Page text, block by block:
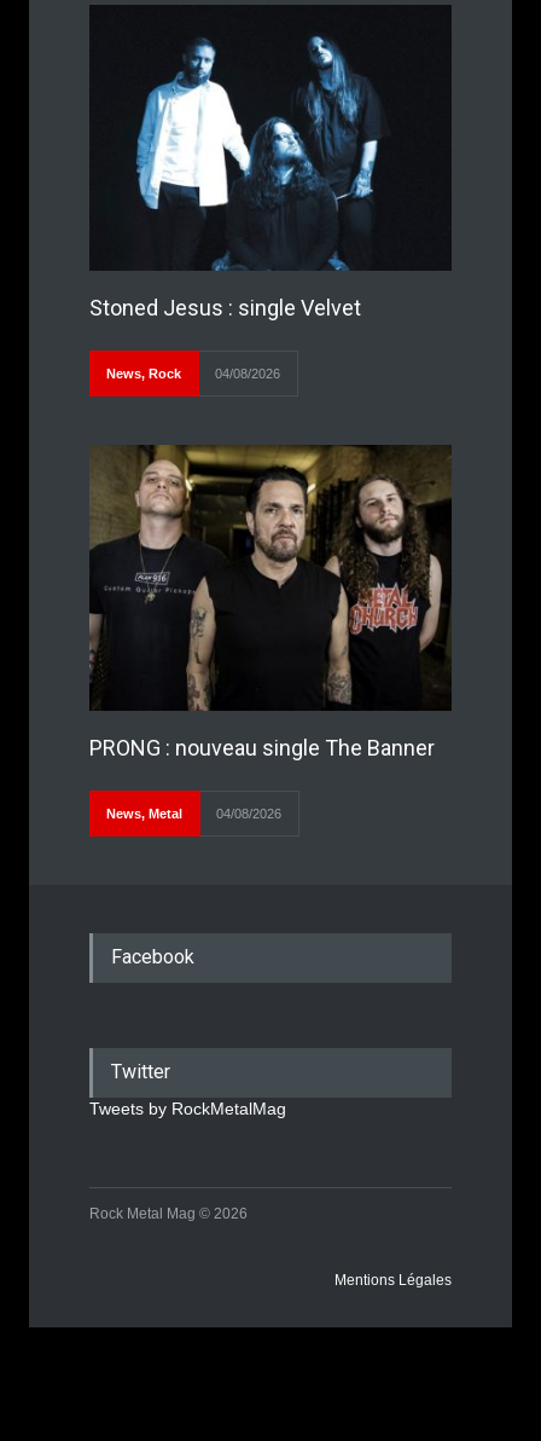
Stoned Jesus : single Velvet
News, Rock 04/08/2026
PRONG : nouveau single The Banner
News, Metal 04/08/2026
Facebook
Twitter
Tweets by RockMetalMag
Rock Metal Mag © 2026
Mentions Légales